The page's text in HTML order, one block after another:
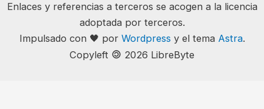
Enlaces y referencias a terceros se acogen a la licencia
adoptada por terceros.
Impulsado con 🖤 por Wordpress y el tema Astra.
Copyleft 🄯 2026 LibreByte